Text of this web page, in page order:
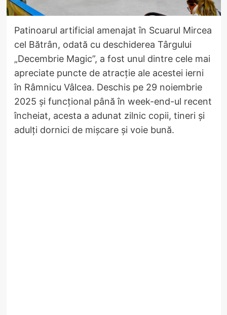
Patinoarul artificial amenajat în Scuarul Mircea
cel Bătrân, odată cu deschiderea Târgului
„Decembrie Magic”, a fost unul dintre cele mai
apreciate puncte de atracție ale acestei ierni
în Râmnicu Vâlcea. Deschis pe 29 noiembrie
2025 și funcțional până în week-end-ul recent
încheiat, acesta a adunat zilnic copii, tineri și
adulți dornici de mișcare și voie bună.